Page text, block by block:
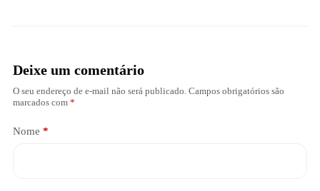
Deixe um comentário
O seu endereço de e-mail não será publicado. Campos obrigatórios são
marcados com *
Nome *